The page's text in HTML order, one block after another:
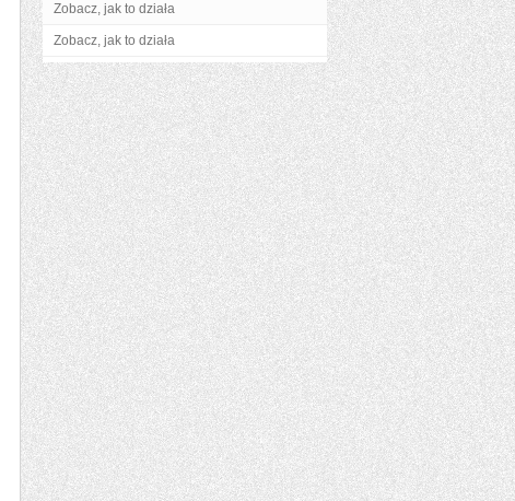
Zobacz, jak to działa
Zobacz, jak to działa